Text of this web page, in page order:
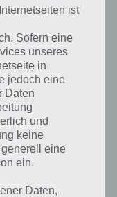
nach links bzw.
aufgeht und ihr
ist
Sofern eine
unseres
in
jedoch eine
Daten
und
keine
eine
ein.
Daten,